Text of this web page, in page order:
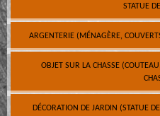
STATUE
ARGENTERIE (MÉNAGÈRE,
OBJET SUR LA CHASSE
DÉCORATION DE JARDIN (STATUE